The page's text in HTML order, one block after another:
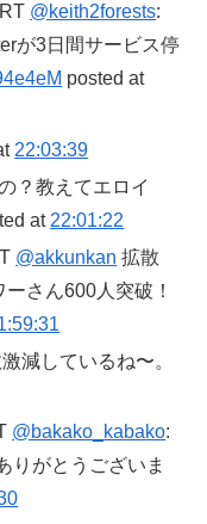
@keith2forests:
が3日間サービス停
posted at
22:03:39
？教えてエロイ
at 22:01:22
@akkunkan 拡散
さん600人突破！
減しているね〜。
@bakako_kabako:
りがとうございま